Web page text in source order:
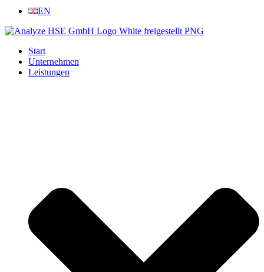
EN
Start
Unternehmen
Leistungen